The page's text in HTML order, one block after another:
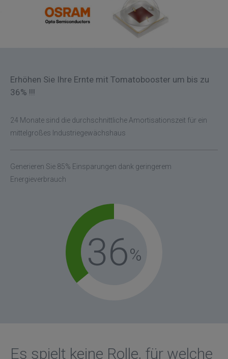
Erhöhen Sie Ihre Ernte mit Tomatobooster um bis zu
36% !!!
24 Monate sind die durchschnittliche Amortisationszeit für ein
mittelgroßes Industriegewächshaus
Generieren Sie 85% Einsparungen dank geringerem
Energieverbrauch
36
Es spielt keine Rolle, für welche